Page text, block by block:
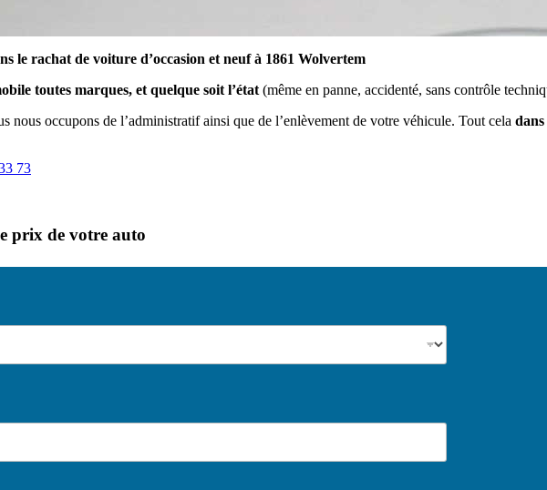
le rachat de voiture d’occasion et neuf à 1861 Wolvertem
toutes marques, et quelque soit l’état (même en panne, accidenté, sans contrôle
nous occupons de l’administratif ainsi que de l’enlèvement de votre véhicule. Tout cela
73
prix de votre auto